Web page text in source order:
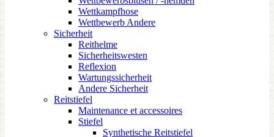
Wettkampfhose
Wettbewerb Andere
Sicherheit
Reithelme
Sicherheitswesten
Reflexion
Wartungssicherheit
Andere Sicherheit
Reitstiefel
Maintenance et accessoires
Stiefel
Synthetische Reitstiefel